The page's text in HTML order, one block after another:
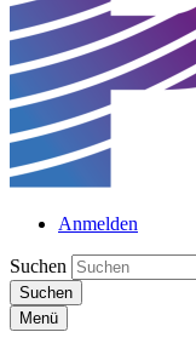
Anmelden
Suchen
Suchen
Menü